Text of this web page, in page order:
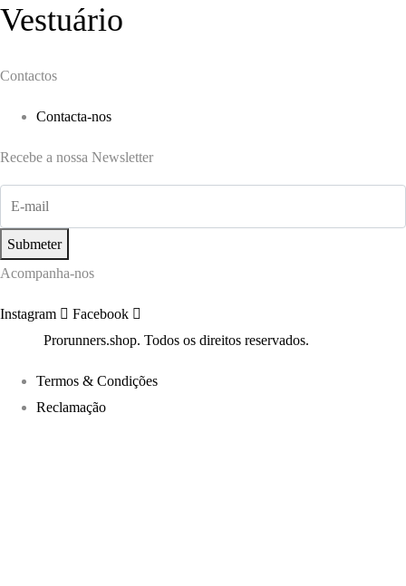
Vestuário
Contactos
Contacta-nos
Recebe a nossa Newsletter
Submeter
Acompanha-nos
Instagram
Facebook
Prorunners.shop. Todos os direitos reservados.
Termos & Condições
Reclamação